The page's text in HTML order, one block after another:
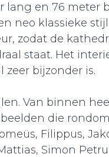
lang en 76 meter
neo klassieke
zodat de
staat. Het
zeer bijzonder is.
Van binnen
die
Filippus,
Simon